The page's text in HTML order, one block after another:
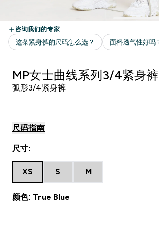
MP女士曲线系列3/4紧身裤
弧形3/4紧身裤
尺码指南
尺寸:
XS S M
颜色: True Blue